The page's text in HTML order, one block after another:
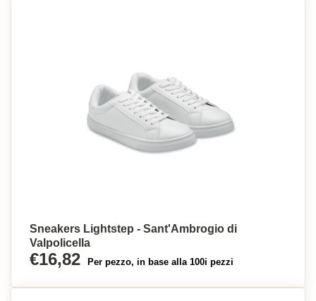
Sneakers Lightstep - Sant'Ambrogio di
Valpolicella
€16,82 Per pezzo, in base alla 100i pezzi